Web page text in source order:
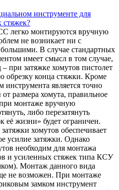
инструменте для
легко монтируются вручную
не возникает ни с
В случае стандартных
имеет смысл в том случае,
при затяжке хомутов пистолет
обрезку конца стяжки. Кроме
является точно
размера хомута, правильное
при монтаже вручную
либо перезатянуть
её жизни» будет ограничен.
хомутов обеспечивает
усилие затяжки. Однако
необходим для монтажа
и усиленных стяжек типа КСУ
Монтаж данного вида
не возможен. При монтаже
замком инструмент